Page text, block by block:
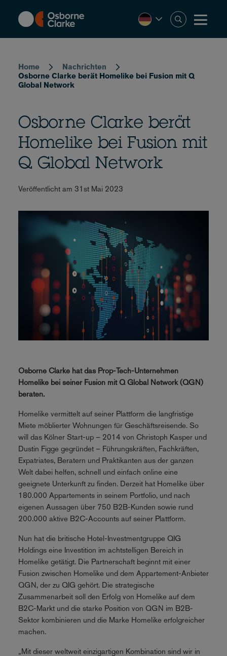
content
Home
Nachrichten
Osborne Clarke berät Homelike bei Fusion mit Q
Global Network
Osborne Clarke berät
Homelike bei Fusion mit
Q Global Network
Veröffentlicht am 31st Mai 2023
Osborne Clarke hat das Prop-Tech-Unternehmen
Homelike bei seiner Fusion mit Q Global Network (QGN)
beraten.
Homelike vermittelt auf seiner Plattform die langfristige
Miete möblierter Wohnungen für Geschäftsreisende. So
will das Kölner Start-up – 2014 von Christoph Kasper und
Dustin Figge gegründet – Führungskräften, Fachkräften,
Expatriates, Beratern und Praktikanten aus der ganzen
Welt dabei helfen, schnell und einfach online eine
geeignete Unterkunft zu finden. Derzeit hat Homelike über
180.000 Appartements in seinem Portfolio, und nach
eigenen Aussagen über 750 B2B-Kunden sowie rund
200.000 aktive B2C-Accounts auf seiner Plattform.
Nun hat die britische Hotel-Investmentgruppe QIG
Holdings eine Investition im achtstelligen Bereich in
Homelike getätigt. Die Partnerschaft beginnt mit einer
Fusion zwischen Homelike und dem Appartement-Anbieter
QGN, der zu QIG gehört. Die strategische
Zusammenarbeit soll den Erfolg von Homelike auf dem
B2C-Markt und die starke Position von QGN im B2B-
Sektor kombinieren und die Marke Homelike erfolgreicher
machen.
„Mit dieser weltweit einzigartigen Kombination sind wir in